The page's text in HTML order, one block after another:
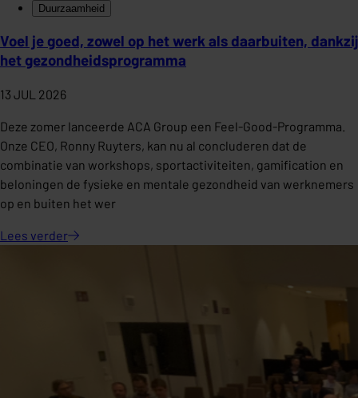
Duurzaamheid
Voel je goed, zowel op het werk als daarbuiten, dankzij
het gezondheidsprogramma
13 JUL 2026
Deze zomer lanceerde ACA Group een Feel-Good-Programma.
Onze CEO, Ronny Ruyters, kan nu al concluderen dat de
combinatie van workshops, sportactiviteiten, gamification en
beloningen de fysieke en mentale gezondheid van werknemers
op en buiten het wer
Lees verder